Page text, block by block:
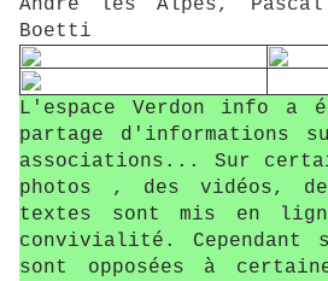
André les Alpes,
Boetti
L'espace Verdon info a
partage d'informations
associations... Sur
photos , des vidéos,
textes sont mis en
convivialité. Cependant
sont opposées à